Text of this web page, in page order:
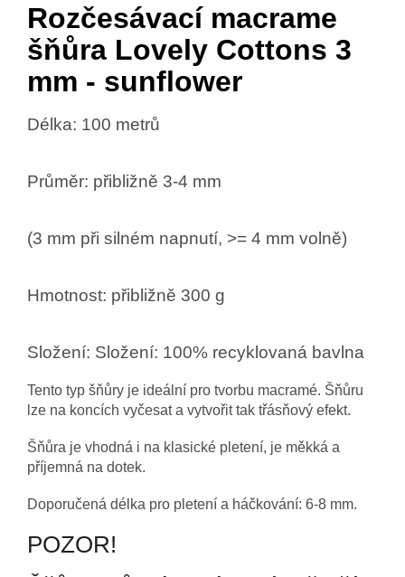
Rozčesávací macrame
šňůra Lovely Cottons 3
mm - sunflower
Délka: 100 metrů
Průměr: přibližně 3-4 mm
(3 mm při silném napnutí, >= 4 mm volně)
Hmotnost: přibližně 300 g
Složení: Složení: 100% recyklovaná bavlna
Tento typ šňůry je ideální pro tvorbu macramé. Šňůru
lze na koncích vyčesat a vytvořit tak třásňový efekt.
Šňůra je vhodná i na klasické pletení, je měkká a
příjemná na dotek.
Doporučená délka pro pletení a háčkování: 6-8 mm.
POZOR!